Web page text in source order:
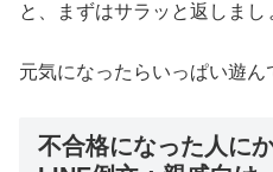
と、まずはサラッと返しまし
元気になったらいっぱい遊ん
不合格になった人に